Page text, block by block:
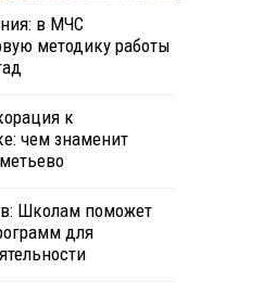
в МЧС
методику работы
к
чем знаменит
Школам поможет
для